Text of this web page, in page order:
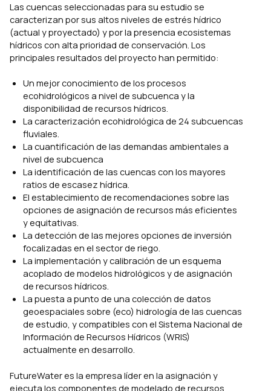
Las cuencas seleccionadas para su estudio se
caracterizan por sus altos niveles de estrés hídrico
(actual y proyectado) y por la presencia ecosistemas
hídricos con alta prioridad de conservación. Los
principales resultados del proyecto han permitido:
Un mejor conocimiento de los procesos
ecohidrológicos a nivel de subcuenca y la
disponibilidad de recursos hídricos.
La caracterización ecohidrológica de 24 subcuencas
fluviales.
La cuantificación de las demandas ambientales a
nivel de subcuenca
La identificación de las cuencas con los mayores
ratios de escasez hídrica.
El establecimiento de recomendaciones sobre las
opciones de asignación de recursos más eficientes
y equitativas.
La detección de las mejores opciones de inversión
focalizadas en el sector de riego.
La implementación y calibración de un esquema
acoplado de modelos hidrológicos y de asignación
de recursos hídricos.
La puesta a punto de una colección de datos
geoespaciales sobre (eco) hidrología de las cuencas
de estudio, y compatibles con el Sistema Nacional de
Información de Recursos Hídricos (WRIS)
actualmente en desarrollo.
FutureWater es la empresa líder en la asignación y
ejecuta los componentes de modelado de recursos